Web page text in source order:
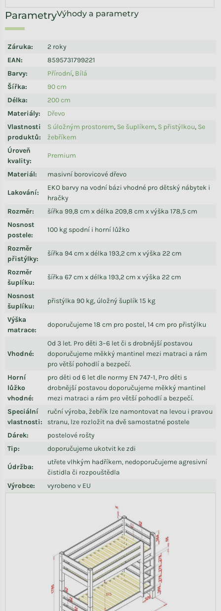
Výhody a parametry
Záruka:
2 roky
EAN:
8595731799221
Barvy: Přírodní, Bílá
Šířka:
90 cm
Délka:
200 cm
Materiály:
Dřevo
Vlastnosti
produktů:
S úložným prostorem, Se šuplíkem, S přistýlkou, Se
žebříkem
Úroveň
kvality:
Premium
Materiál: masivní borovicové dřevo
Lakování:
EKO barvy na vodní bázi vhodné pro dětský nábytek i
hračky
Rozměr:
šířka 99,8 cm x délka 209,8 cm x výška 178,5 cm
Nosnost
postele:
100 kg spodní i horní lůžko
Rozměr
přistýlky:
šířka 94 cm x délka 193,2 cm x výška 22 cm
Rozměr
šuplíku:
šířka 67 cm x délka 193,2 cm x výška 22 cm
Nosnost
šuplíku:
přistýlka 90 kg, úložný šuplík 15 kg
Výška
matrace:
doporučujeme 18 cm pro postel, 14 cm pro přistýlku
Vhodné:
Od 3 let. Pro děti 3–6 let či s drobnější postavou
doporučujeme měkký mantinel mezi matraci a rám
pro větší pohodlí a bezpečí.
Horní
lůžko
vhodné:
pro děti od 6 let dle normy EN 747-1, Pro děti s
drobnější postavou doporučujeme měkký mantinel
mezi matraci a rám pro větší pohodlí a bezpečí.
Speciální
vlastnosti:
ruční výroba, žebřík lze namontovat na levou i pravou
stranu, lze rozložit na dvě samostatné postele
Dárek:
postelové rošty
Tip: doporučujeme ukotvit ke zdi
Údržba:
utřete vlhkým hadříkem, nedoporučujeme agresivní
čistidla či rozpouštědla
Výrobce: vyrobeno v EU